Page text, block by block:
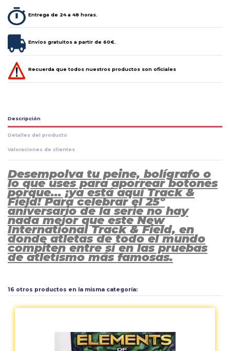
Entrega de 24 a 48 horas.
Envíos gratuitos a partir de 60€.
Recuerda que todos nuestros productos son oficiales
Descripción
Detalles del producto
Valoraciones de clientes
Desempolva tu peine, bolígrafo o
lo que uses para aporrear botones
porque... ¡ya está aquí Track &
Field! Para celebrar el 25º
aniversario de la serie no hay
nada mejor que este New
International Track & Field, en
donde atletas de todo el mundo
compiten entre sí en las pruebas
de atletismo más famosas.
16 otros productos en la misma categoría: